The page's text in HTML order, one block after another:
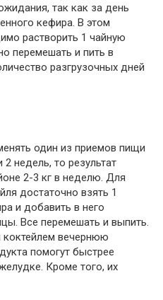
так как за день
кефира. В этом
растворить 1 чайную
перемешать и пить в
разгрузочных дней
один из приемов пищи
недель, то результат
2-3 кг в неделю. Для
достаточно взять 1
и добавить в него
Все перемешать и выпить.
коктейлем вечернюю
помогут быстрее
Кроме того, их